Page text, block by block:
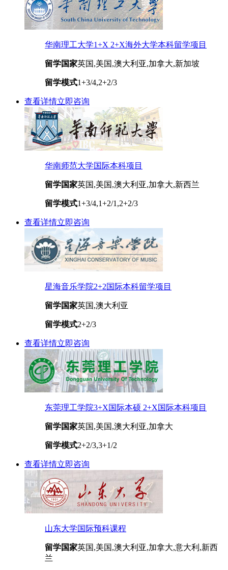
华南理工大学1+X 2+X海外大学本科留学项目
留学国家英国,美国,澳大利亚,加拿大,新加坡
留学模式1+3/4,2+2/3
查看详情立即咨询
华南师范大学国际本科项目
留学国家英国,美国,澳大利亚,加拿大,新西兰
留学模式1+3/4,1+2/1,2+2/3
查看详情立即咨询
星海音乐学院2+2国际本科留学项目
留学国家英国,澳大利亚
留学模式2+2/3
查看详情立即咨询
东莞理工学院3+X国际本硕 2+X国际本科项目
留学国家英国,美国,澳大利亚,加拿大
留学模式2+2/3,3+1/2
查看详情立即咨询
山东大学国际预科课程
留学国家英国,美国,澳大利亚,加拿大,意大利,新西
兰